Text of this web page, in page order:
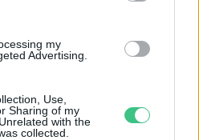
my
Advertising.
Use,
Sharing of my
with the
collected.
lesz az égre